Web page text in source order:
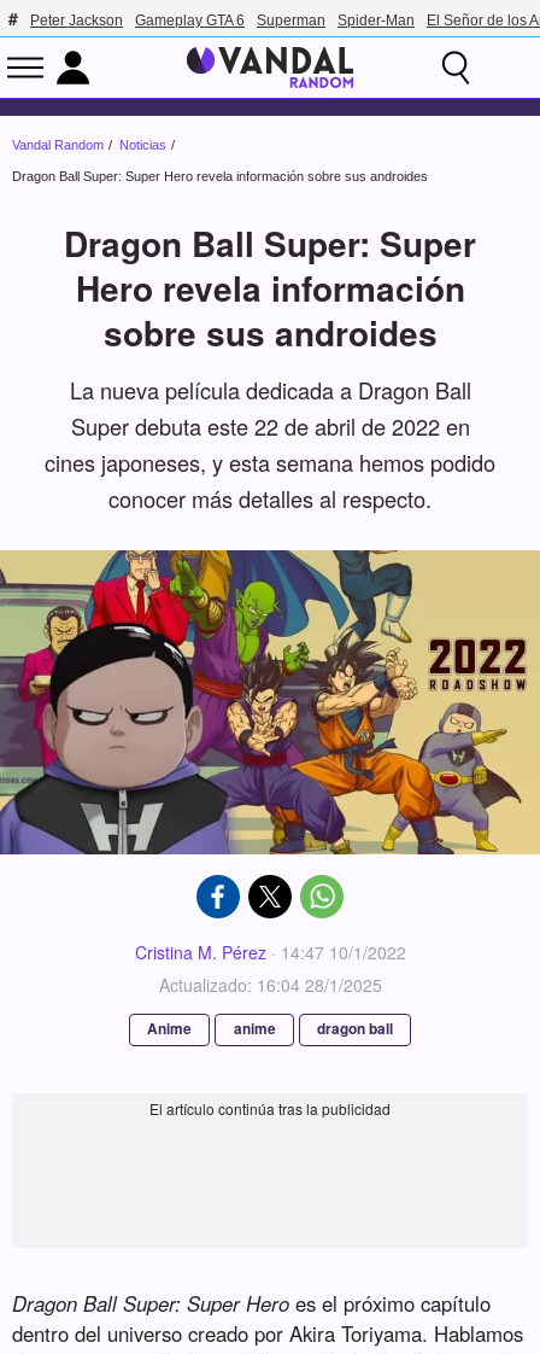
Peter Jackson Gameplay GTA 6 Superman Spider-Man El Señor de los
Vandal Random Noticias
Dragon Ball Super: Super Hero revela información sobre sus androides
Dragon Ball Super: Super
Hero revela información
sobre sus androides
La nueva película dedicada a Dragon Ball
Super debuta este 22 de abril de 2022 en
cines japoneses, y esta semana hemos podido
conocer más detalles al respecto.
Cristina M. Pérez· 14:47 10/1/2022
Actualizado: 16:04 28/1/2025
Anime anime dragon ball
Dragon Ball Super: Super Hero es el próximo capítulo
dentro del universo creado por Akira Toriyama. Hablamos